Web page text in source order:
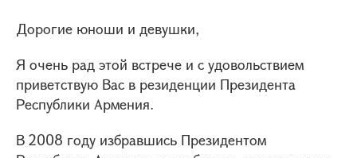
Дорогие юноши и девушки,
Я очень рад этой встрече и с удовольствием
приветствую Вас в резиденции Президента
Республики Армения.
В 2008 году избравшись Президентом